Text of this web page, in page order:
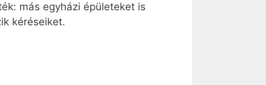
más egyházi épületeket is
kéréseiket.